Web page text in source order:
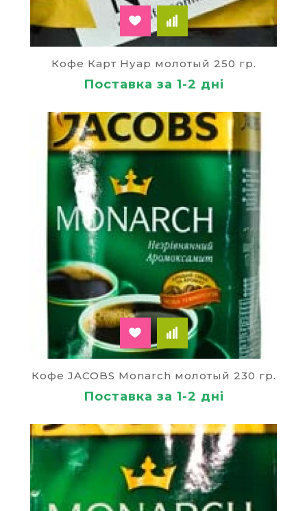
Кофе Карт Нуар молотый 250 гр.
Поставка за 1-2 дні
Кофе JACOBS Monarch молотый 230 гр.
Поставка за 1-2 дні